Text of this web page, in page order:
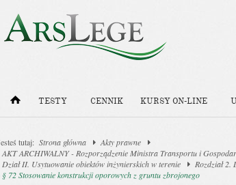
TESTY CENNIK KURSY ON-LINE
tutaj: Strona główna
Akty prawne
AKT ARCHIWALNY - Rozporządzenie Ministra Transportu i
Dział II. Usytuowanie obiektów inżynierskich w terenie
Rozdział
§ 72 Stosowanie konstrukcji oporowych z gruntu zbrojonego